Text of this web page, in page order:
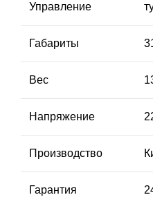
Управление
Габариты
Вес
Напряжение
Производство
Гарантия